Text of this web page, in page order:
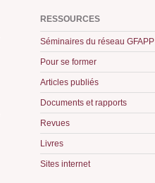
RESSOURCES
Séminaires du réseau GFAPP
Pour se former
Articles publiés
Documents et rapports
Revues
Livres
Sites internet